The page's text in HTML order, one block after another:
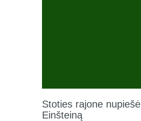
Stoties rajone nupiešė
Einšteiną